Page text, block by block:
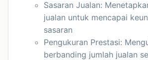
Sasaran Jualan:
jualan untuk mencapai
sasaran
Pengukuran Prestasi:
berbanding jumlah jualan